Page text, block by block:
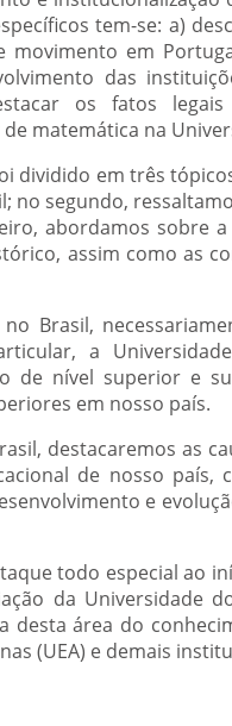
tem-se: a)
movimento em
das
os fatos
matemática na
dividido em três
no segundo,
abordamos sobre a
assim como as
Brasil,
a
de nível superior e
em nosso país.
destacaremos as
de nosso país,
e
todo especial ao
da Universidade
desta área do
(UEA) e demais